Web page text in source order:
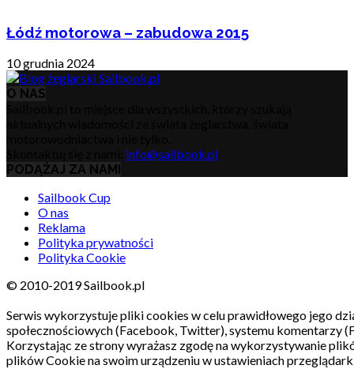
Łódź motorowa – zabudowa 2015
10 grudnia 2024
O NAS
info@sailbook.pl
PODĄŻAJ ZA NAMI
Sailbook Cup
O nas
Reklama
Polityka prywatności
Polityka Cookie
© 2010-2019 Sailbook.pl
Serwis wykorzystuje pliki cookies w celu prawidłowego jego
społecznościowych (Facebook, Twitter), systemu komentarzy
Korzystając ze strony wyrażasz zgodę na wykorzystywanie
plików Cookie na swoim urządzeniu w ustawieniach